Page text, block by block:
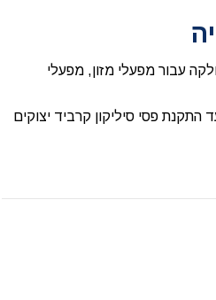
החלקה עבור מפעלי מזון, מפעלי
פסי סיליקון קרביד יצוקים